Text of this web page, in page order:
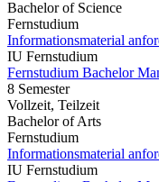
Bachelor of Science
Fernstudium
Informationsmaterial
IU Fernstudium
Fernstudium Bachelor
8 Semester
Vollzeit, Teilzeit
Bachelor of Arts
Fernstudium
Informationsmaterial
IU Fernstudium